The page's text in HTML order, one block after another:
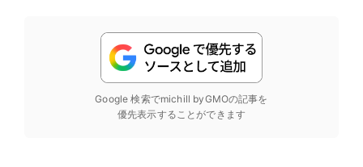
Google 検索でmichill byGMOの記事を
優先表示することができます